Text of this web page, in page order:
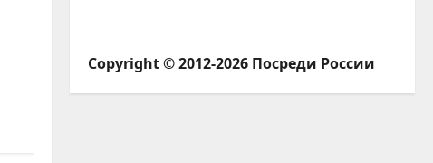
Copyright © 2012-2026 Посреди России